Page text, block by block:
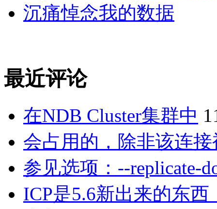
沉痛悼念我的数据
最近评论
在NDB Cluster集群中
会占用的，除非该连
参见选项：--replicate-
ICP是5.6新出来的东